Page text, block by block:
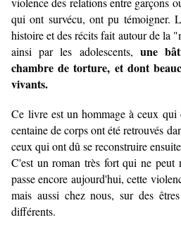
qui ont survécu, ont pu témoigner.
histoire et des récits fait autour de la
ainsi par les adolescents, une
chambre de torture, et dont
vivants.
Ce livre est un hommage à ceux
centaine de corps ont été retrouvés
ceux qui ont dû se reconstruire
C'est un roman très fort qui ne
passe encore aujourd'hui, cette
mais aussi chez nous, sur des
différents.